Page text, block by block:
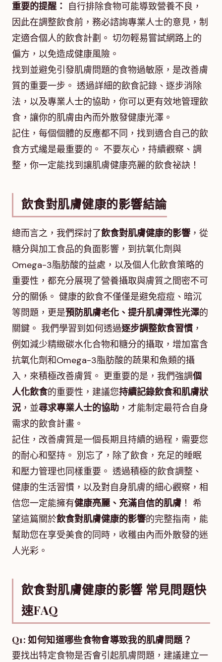
重要的提醒：
自行排除食物可能導致營養不良，
因此在調整飲食前，務必諮詢專業人士的意見，制
定適合個人的飲食計劃。 切勿輕易嘗試網路上的
偏方，以免造成健康風險。
找到並避免引發肌膚問題的食物過敏原，是改善膚
質的重要一步。 透過詳細的飲食記錄、逐步消除
法，以及專業人士的協助，你可以更有效地管理飲
食，讓你的肌膚由內而外散發健康光澤。
記住，每個個體的反應都不同，找到適合自己的飲
食方式纔是最重要的。 不要灰心，持續觀察、調
整，你一定能找到讓肌膚健康亮麗的飲食祕訣！
飲食對肌膚健康的影響結論
總而言之，我們探討了飲食對肌膚健康的影響 ，從
糖分與加工食品的負面影響，到抗氧化劑與
Omega-3脂肪酸的益處，以及個人化飲食策略的
重要性，都充分展現了營養攝取與膚質之間密不可
分的關係。 健康的飲食不僅僅是避免痘痘、暗沉
等問題，更是預防肌膚老化、提升肌膚彈性光澤的
關鍵。 我們學習到如何透過逐步調整飲食習慣 ，
例如減少精緻碳水化合物和糖分的攝取，增加富含
抗氧化劑和Omega-3脂肪酸的蔬果和魚類的攝
入，來積極改善膚質。 更重要的是，我們強調個
人化飲食的重要性，建議您持續記錄飲食和肌膚狀
況 ，並尋求專業人士的協助 ，才能制定最符合自身
需求的飲食計畫。
記住，改善膚質是一個長期且持續的過程，需要您
的耐心和堅持。 別忘了，除了飲食，充足的睡眠
和壓力管理也同樣重要。 透過積極的飲食調整、
健康的生活習慣，以及對自身肌膚的細心觀察，相
信您一定能擁有健康亮麗、充滿自信的肌膚 ！ 希
望這篇關於飲食對肌膚健康的影響的完整指南，能
幫助您在享受美食的同時，收穫由內而外散發的迷
人光彩。
飲食對肌膚健康的影響 常見問題快
速FAQ
Q1: 如何知道哪些食物會導致我的肌膚問題？
要找出特定食物是否會引起肌膚問題，建議建立一